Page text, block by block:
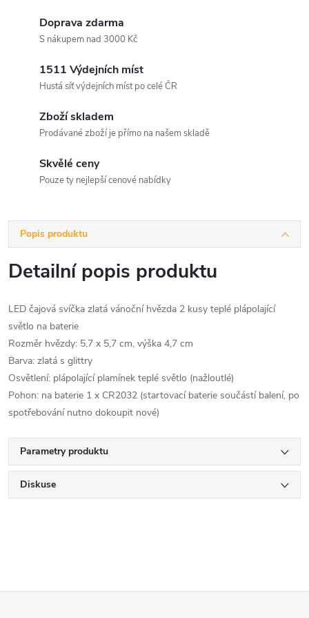
Doprava zdarma
S nákupem nad 3000 Kč
1511 Výdejních míst
Hustá síť výdejních míst po celé ČR
Zboží skladem
Prodávané zboží je přímo na našem skladě
Skvělé ceny
Pouze ty nejlepší cenové nabídky
Popis produktu
Detailní popis produktu
LED čajová svíčka zlatá vánoční hvězda 2 kusy teplé plápolající
světlo na baterie
Rozměr hvězdy: 5,7 x 5,7 cm, výška 4,7 cm
Barva: zlatá s glittry
Osvětlení: plápolající plamínek teplé světlo (nažloutlé)
Pohon: na baterie 1 x CR2032 (startovací baterie součástí balení, po
spotřebování nutno dokoupit nové)
Parametry produktu
Diskuse